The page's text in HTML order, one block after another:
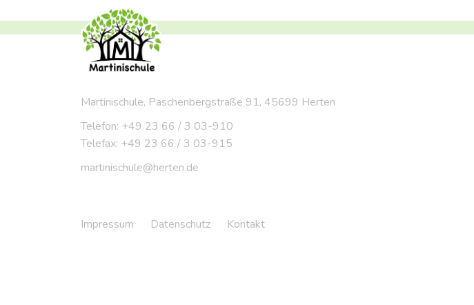
Martinischule, Paschenbergstraße 91, 45699 Herten
Telefon: +49 23 66 / 3 03-910
Telefax: +49 23 66 / 3 03-915
martinischule@herten.de
Impressum Datenschutz Kontakt